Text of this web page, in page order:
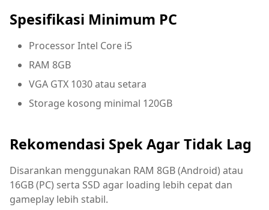
Spesifikasi Minimum PC
Processor Intel Core i5
RAM 8GB
VGA GTX 1030 atau setara
Storage kosong minimal 120GB
Rekomendasi Spek Agar Tidak Lag
Disarankan menggunakan RAM 8GB (Android) atau
16GB (PC) serta SSD agar loading lebih cepat dan
gameplay lebih stabil.